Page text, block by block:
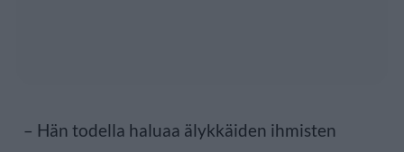
– Hän todella haluaa älykkäiden ihmisten